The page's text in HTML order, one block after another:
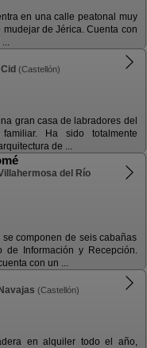
en una calle peatonal muy
mudejar de Jérica. Cuenta con
(Castellón)
gran casa de labradores del
Ha sido totalmente
de ...
del Río
componen de seis cabañas
de Información y Recepción.
con un ...
Navajas (Castellón)
en alquiler todo el año,